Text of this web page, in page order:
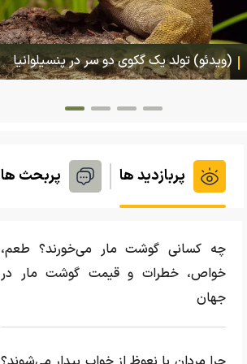
(ویدئو) تصاویر شگفت‌انگیز از مارمولک گلو
بادبزنی که هنگام خطر یک مایع چسبناک از
بدنش پرتاب می‌کند
پربازدید ها پربحث ها
چه کسانی گوشت مار می‌خورند؟ طعم،
خواص، خطرات و قیمت گوشت مار در
جهان